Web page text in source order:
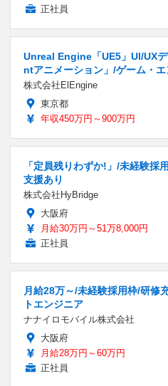
正社員
Unreal Engine「UE5」UI/UX
ntアニメーション」/ゲーム・エ
株式会社ElEngine
東京都
年収450万円～900万円
「定員残りわずか!」/未経験採
支援あり
株式会社HyBridge
大阪府
月給30万円～51万8,000円
正社員
月給28万～/未経験採用枠/研修
トエンジニア
ナナイロモバイル株式会社
大阪府
月給28万円～60万円
正社員